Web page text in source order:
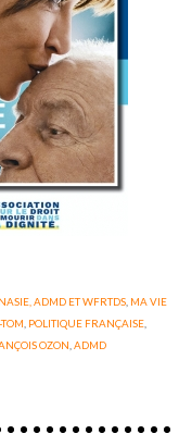
ADMD ET WFRTDS, MA VIE
POLITIQUE FRANÇAISE
OZON ,ADMD